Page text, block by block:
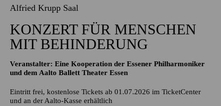
Alfried Krupp Saal
KONZERT FÜR MENSCHEN
MIT BEHINDERUNG
Veranstalter: Eine Kooperation der Essener Philharmoniker
und dem Aalto Ballett Theater Essen
Eintritt frei, kostenlose Tickets ab 01.07.2026 im TicketCenter
und an der Aalto-Kasse erhältlich